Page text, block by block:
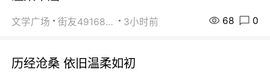
文学广场 街友49168527 3小时前 68 0
历经沧桑 依旧温柔如初